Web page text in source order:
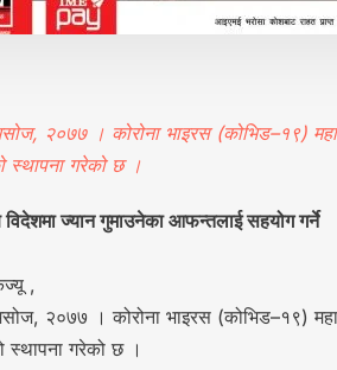
२०७७ । कोरोना भाइरस (कोभिड–१९)
स्थापना गरेको छ ।
ज्यान गुमाउनेका आफन्तलाई सहयोग गर्ने
,
२०७७ । कोरोना भाइरस (कोभिड–१९)
स्थापना गरेको छ ।